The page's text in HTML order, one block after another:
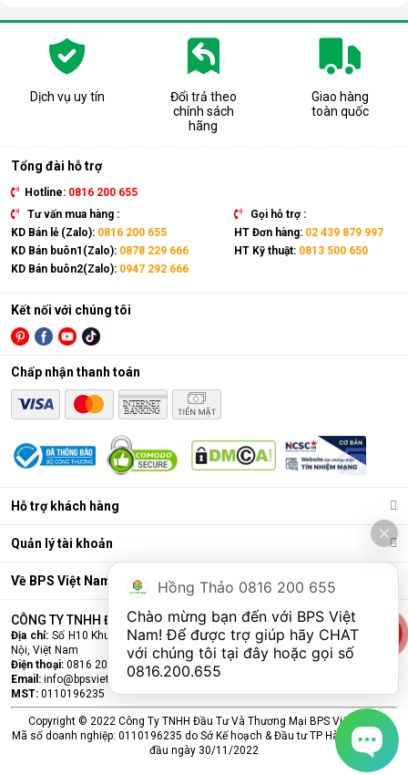
gas, bảng điều khiển,... giống như một chiếc điều hòa thông
thường.
Có thể coi điều hòa di động là phiên bản thu nhỏ của điều hòa
tủ đứng nhưng với thiết kế cục nóng và cục lạnh trên cùng 1
thiết bị. Sản phẩm có kích thước gọn nhẹ, kết hợp cùng bánh
xe và tay cầm nên có thể dễ dàng di chuyển tới mọi vị trí trong
Điều hòa di động là gì?
Các chức năng chính của máy bao gồm: Làm lạnh, quạt gió,
hút ẩm và lọc khí. Bên cạnh đó, dòng sản phẩm này còn được
trang bị thêm khá nhiều tính năng và tiện ích đi kèm như: Hẹn
giờ, khóa trẻ em, remote, kết nối wifi,...
Ưu điểm vượt trội của điều hòa di động
Đáp ứng tốt nhu cầu làm mát, dễ dàng tháo lắp và di chuyển
chỉ là số ít những ưu điểm màđiều hòadi động đang sở hữu.
Cùng BPS Việt Nam tìm hiểu chi tiết về ưu điểm của dòng sản
phẩm này ngay nhé.
Dịch vụ uy tín
Đổi trả theo
chính sách
hãng
Giao hàng
toàn quốc
Tổng đài hỗ trợ
Hotline: 0816 200 655
Tư vấn mua hàng :
KD Bán lẻ (Zalo): 0816 200 655
KD Bán buôn1(Zalo): 0878 229 666
KD Bán buôn2(Zalo): 0947 292 666
Gọi hỗ trợ :
HT Đơn hàng: 02 439 879 997
HT Kỹ thuật: 0813 500 650
Hỗ trợ khách hàng
Quản lý tài khoản
Về BPS Việt Nam
Kết nối với chúng tôi
Chấp nhận thanh toán
CÔNG TY TNHH ĐẦU TƯ VÀ THƯƠNG MẠI BPS VIỆT NAM
Địa chỉ: Số H10 Khu đấu giá Ngô Thì Nhậm, Phường Hà Đông, Thành phố Hà
Nội, Việt Nam
Điện thoại: 0816 200 655
Email: info@bpsvietnam.vn
MST: 0110196235
Copyright © 2022 Công Ty TNHH Đầu Tư Và Thương Mại BPS Việt Nam.
Mã số doanh nghiệp: 0110196235 do Sở Kế hoạch & Đầu tư TP Hà Nội cấp lần
đầu ngày 30/11/2022
Hồng Thảo 0816 200 655
Chào mừng bạn đến với BPS Việt
Nam! Để được trợ giúp hãy CHAT
0816.200.655